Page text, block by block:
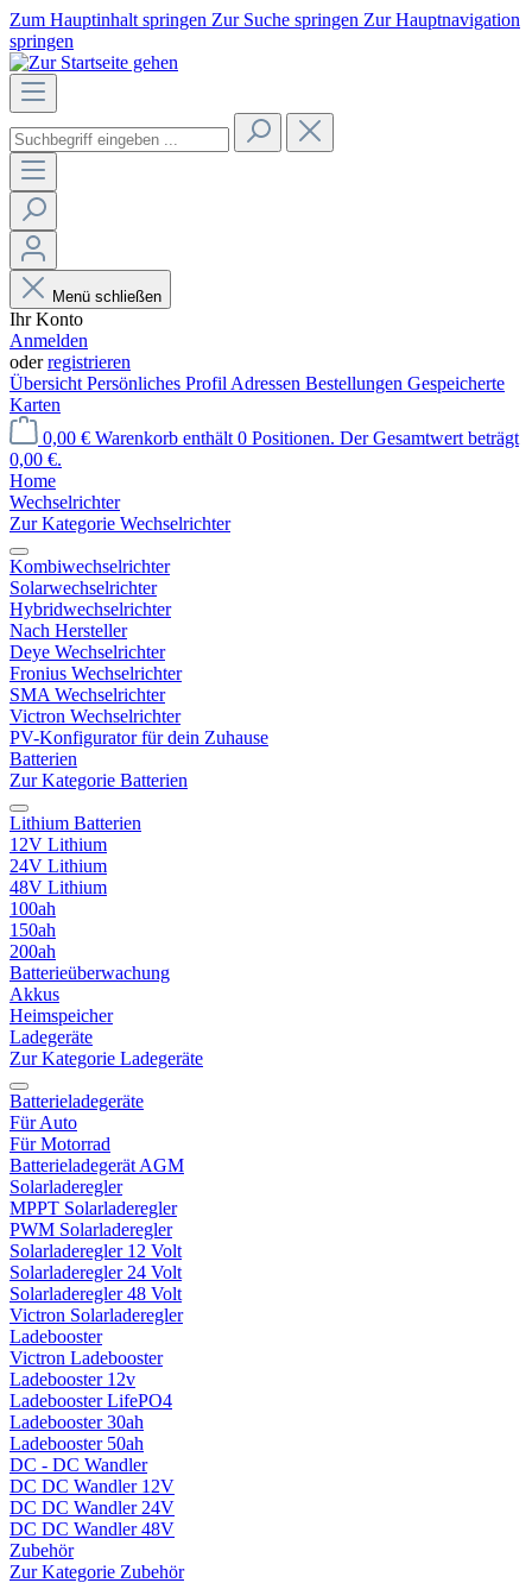
Zum Hauptinhalt springen Zur Suche springen Zur Hauptnavigation
springen
Menü schließen
Ihr Konto
Anmelden
oderregistrieren
Übersicht Persönliches Profil Adressen Bestellungen Gespeicherte
Karten
0,00 € Warenkorb enthält 0 Positionen. Der Gesamtwert beträgt
0,00 €.
Home
Wechselrichter
Zur Kategorie Wechselrichter
Kombiwechselrichter
Solarwechselrichter
Hybridwechselrichter
Nach Hersteller
Deye Wechselrichter
Fronius Wechselrichter
SMA Wechselrichter
Victron Wechselrichter
PV-Konfigurator für dein Zuhause
Batterien
Zur Kategorie Batterien
Lithium Batterien
12V Lithium
24V Lithium
48V Lithium
100ah
150ah
200ah
Batterieüberwachung
Akkus
Heimspeicher
Ladegeräte
Zur Kategorie Ladegeräte
Batterieladegeräte
Für Auto
Für Motorrad
Batterieladegerät AGM
Solarladeregler
MPPT Solarladeregler
PWM Solarladeregler
Solarladeregler 12 Volt
Solarladeregler 24 Volt
Solarladeregler 48 Volt
Victron Solarladeregler
Ladebooster
Victron Ladebooster
Ladebooster 12v
Ladebooster LifePO4
Ladebooster 30ah
Ladebooster 50ah
DC - DC Wandler
DC DC Wandler 12V
DC DC Wandler 24V
DC DC Wandler 48V
Zubehör
Zur Kategorie Zubehör